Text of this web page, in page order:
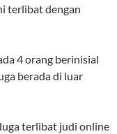
terlibat dengan
4 orang berinisial
berada di luar
terlibat judi online